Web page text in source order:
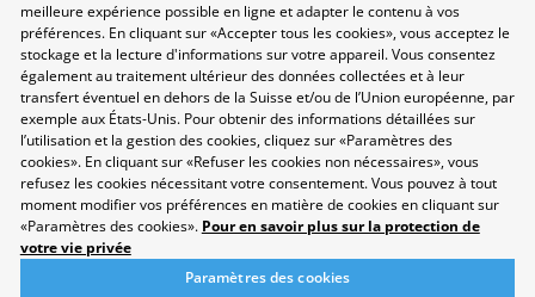
Protection des données
Disclaimer
meilleure expérience possible en ligne et adapter le contenu à vos
préférences. En cliquant sur «Accepter tous les cookies», vous acceptez le
stockage et la lecture d'informations sur votre appareil. Vous consentez
également au traitement ultérieur des données collectées et à leur
transfert éventuel en dehors de la Suisse et/ou de l’Union européenne, par
exemple aux États-Unis. Pour obtenir des informations détaillées sur
l’utilisation et la gestion des cookies, cliquez sur «Paramètres des
cookies». En cliquant sur «Refuser les cookies non nécessaires», vous
refusez les cookies nécessitant votre consentement. Vous pouvez à tout
moment modifier vos préférences en matière de cookies en cliquant sur
«Paramètres des cookies». Pour en savoir plus sur la protection de
votre vie privée
Paramètres des cookies